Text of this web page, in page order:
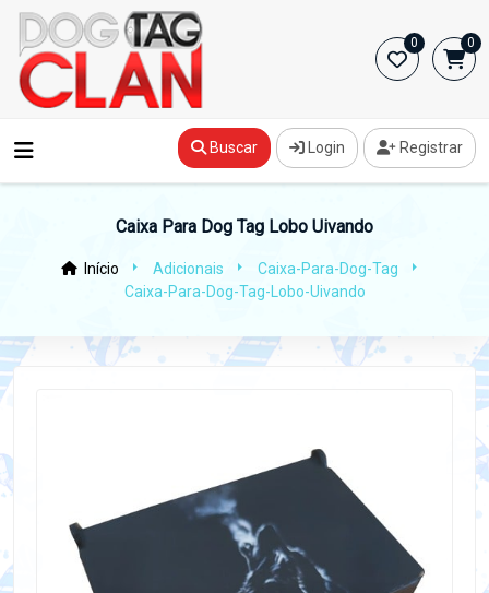
0 0
Buscar Login Registrar
Caixa Para Dog Tag Lobo Uivando
Início Adicionais
Caixa-Para-Dog-Tag
Caixa-Para-Dog-Tag-Lobo-Uivando